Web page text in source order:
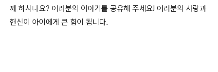
께 하시나요? 여러분의 이야기를 공유해 주세요! 여러분의 사랑과
헌신이 아이에게 큰 힘이 됩니다.